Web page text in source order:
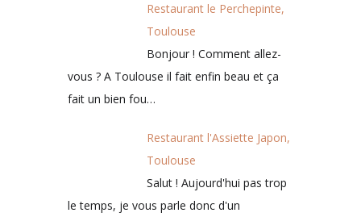
Restaurant le Perchepinte,
Toulouse
Bonjour ! Comment allez-
vous ? A Toulouse il fait enfin beau et ça
fait un bien fou…
Restaurant l'Assiette Japon,
Toulouse
Salut ! Aujourd'hui pas trop
le temps, je vous parle donc d'un